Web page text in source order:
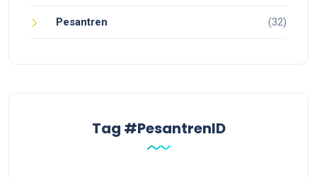
Pesantren (32)
Tag #PesantrenID